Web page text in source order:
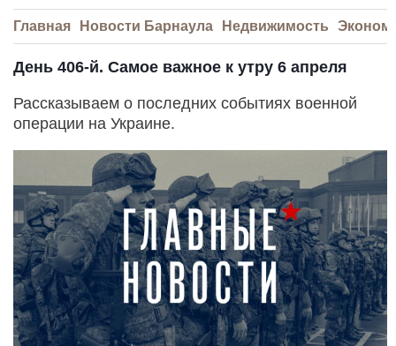
Главная Новости Барнаула Недвижимость
День 406-й. Самое важное к утру 6 апреля
Рассказываем о последних событиях военной
операции на Украине.